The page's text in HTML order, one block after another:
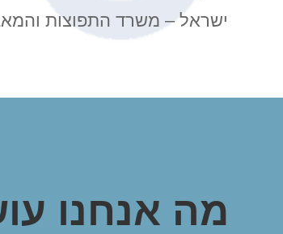
ישראל – משרד התפוצות
מה אנחנו